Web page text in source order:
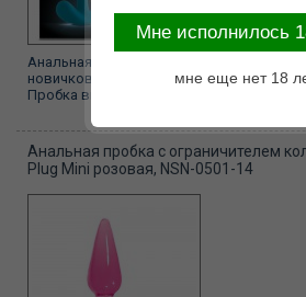
Анальная пробка Firefly Ace 1 прекрасно
новичков, так и для профи в теме
Пробка выполнена из...
Анальная пробка с ограничителем
Plug Mini розовая, NSN-0501-14
Mне исполнилось
мне еще нет 18